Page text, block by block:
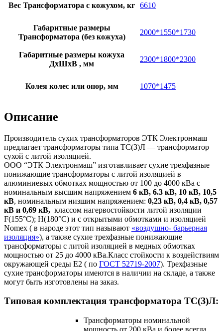
Вес Трансформатора с кожухом, кг 6610
Габаритные размеры
Трансформатора (без кожуха)
2000*1550*1730
Габаритные размеры кожуха
ДхШхВ , мм
2300*1800*2300
Колея колес или опор, мм 1070*1475
Описание
Производитель сухих трансформаторов ЭТК Электронмаш
предлагает трансформаторы типа ТС(З)Л — трансформатор
сухой с литой изоляцией.
ООО “ЭТК Электронмаш” изготавливает сухие трехфазные
понижающие трансформаторы с литой изоляцией в
алюминиевых обмотках мощностью от 100 до 4000 кВа с
номинальным высшим напряжением 6 кВ, 6.3 кВ, 10 кВ, 10,5
кВ, номинальным низшим напряжением: 0,23 кВ, 0,4 кВ, 0,57
кВ и 0,69 кВ, классом нагервостойкости литой изоляции
F(155°C); H(180°C) и c открытыми обмотками и изоляцией
Nomex ( в народе этот тип называют «воздушно- барьерная
изоляция»), а также сухие трехфазные понижающие
трансформаторы с литой изоляцией в медных обмотках
мощностью от 25 до 4000 кВа.Класс стойкости к воздействиям
окружающей среды Е2 ( по ГОСТ 52719-2007). Трехфазные
сухие трансформаторы имеются в наличии на складе, а также
могут быть изготовлены на заказ.
Типовая комплектация трансформатора ТС(З)Л:
Трансформаторы номинальной
мощность от 200 кВа и более всегда